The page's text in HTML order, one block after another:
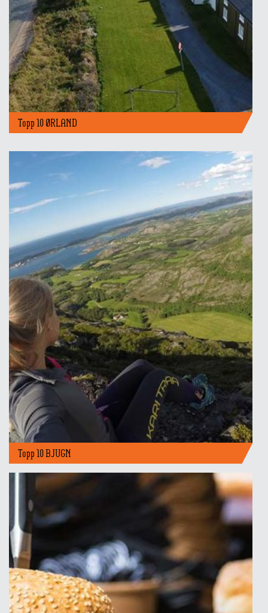
Topp 10 ØRLAND
Topp 10 BJUGN